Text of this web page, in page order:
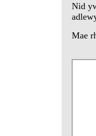
Nid
Mae